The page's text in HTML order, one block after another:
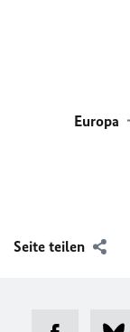
Europa
Seite teilen